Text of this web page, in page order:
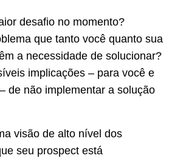
desafio no momento?
que tanto você quanto sua
a necessidade de solucionar?
implicações – para você e
de não implementar a solução
visão de alto nível dos
seu prospect está